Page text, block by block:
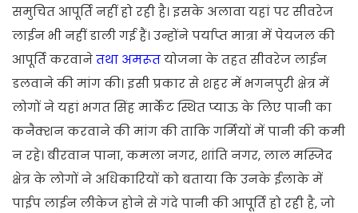
समुचित आपूर्ति नहीं हो रही है। इसके अलावा यहां पर सीवरेज
लाईन भी नहीं डाली गई हैं। उन्होंने पर्याप्त मात्रा में पेयजल की
आपूर्ति करवानेतथा अमरूतयोजना के तहत सीवरेज लाईन
डलवाने की मांग की। इसी प्रकार से शहर में भगनपुरी क्षेत्र में
लोगों ने यहां भगत सिंह मार्केट स्थित प्याऊ के लिए पानी का
कनैक्शन करवाने की मांग की ताकि गर्मियों में पानी की कमी
न रहे। बीरवान पाना, कमला नगर, शांति नगर, लाल मस्जिद
क्षेत्र के लोगों ने अधिकारियों को बताया कि उनके ईलाके में
पाईप लाईन लीकेज होने से गंदे पानी की आपूर्ति हो रही है, जो